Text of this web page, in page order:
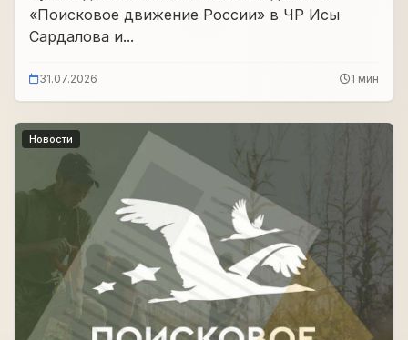
«Поисковое движение России» в ЧР Исы
Сардалова и...
31.07.2026 1 мин
Новости